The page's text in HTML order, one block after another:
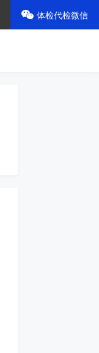
体检代检微信